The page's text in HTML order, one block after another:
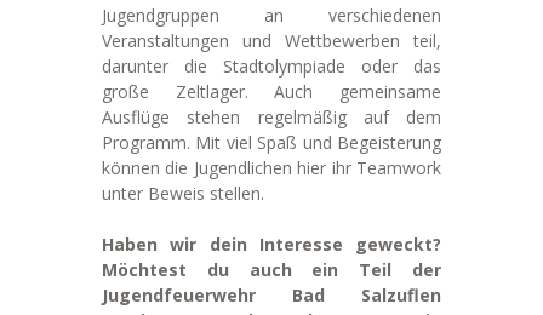
Jugendgruppen an verschiedenen
Veranstaltungen und Wettbewerben teil,
darunter die Stadtolympiade oder das
große Zeltlager. Auch gemeinsame
Ausflüge stehen regelmäßig auf dem
Programm. Mit viel Spaß und Begeisterung
können die Jugendlichen hier ihr Teamwork
unter Beweis stellen.
Haben wir dein Interesse geweckt?
Möchtest du auch ein Teil der
Jugendfeuerwehr Bad Salzuflen